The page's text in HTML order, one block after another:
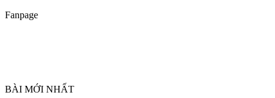
Fanpage
BÀI MỚI NHẤT